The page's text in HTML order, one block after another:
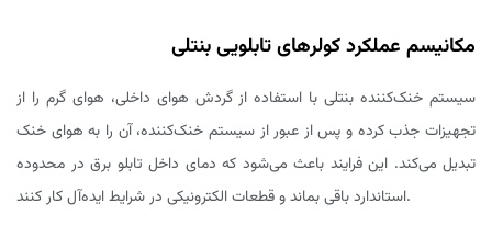
مکانیسم عملکرد کولرهای تابلویی بنتلی
سیستم خنک‌کننده بنتلی با استفاده از گردش هوای داخلی، هوای گرم را از
تجهیزات جذب کرده و پس از عبور از سیستم خنک‌کننده، آن را به هوای خنک
تبدیل می‌کند. این فرایند باعث می‌شود که دمای داخل تابلو برق در محدوده
استاندارد باقی بماند و قطعات الکترونیکی در شرایط ایده‌آل کار کنند.